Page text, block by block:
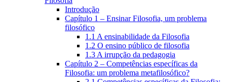
Introdução
Capítulo 1 – Ensinar Filosofia, um problema
filosófico
1.1 A ensinabilidade da Filosofia
1.2 O ensino público de filosofia
1.3 A irrupção da pedagogia
Capítulo 2 – Competências específicas da
Filosofia: um problema metafilosófico?